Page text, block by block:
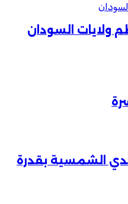
ولايات السودان
الشمسية بقدرة